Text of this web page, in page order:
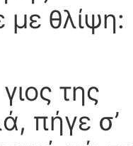
με θλίψη:
της
πήγε σ’